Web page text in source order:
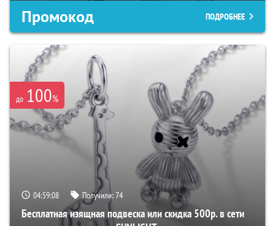
Промокод ПОДРОБНЕЕ
до 100%
04:59:07 Получили:74
Бесплатная изящная подвеска или скидка 500р. в сети